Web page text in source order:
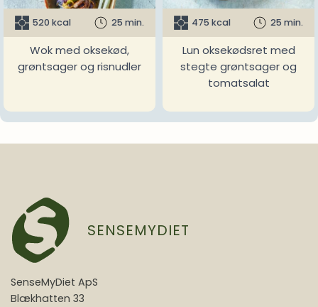
520 kcal 25 min.
Wok med oksekød,
grøntsager og risnudler
475 kcal 25 min.
Lun oksekødsret med
stegte grøntsager og
tomatsalat
SENSEMYDIET
SenseMyDiet ApS
Blækhatten 33